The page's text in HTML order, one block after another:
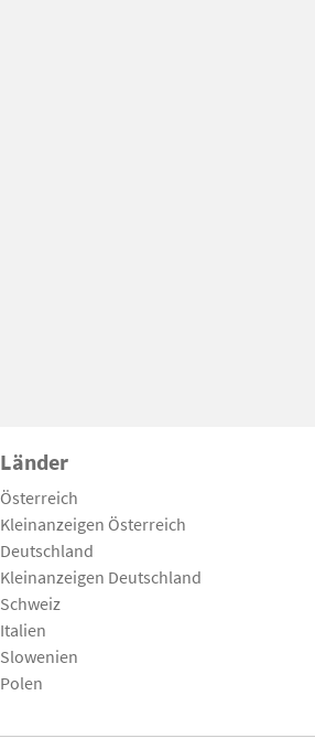
Länder
Österreich
Kleinanzeigen Österreich
Deutschland
Kleinanzeigen Deutschland
Schweiz
Italien
Slowenien
Polen